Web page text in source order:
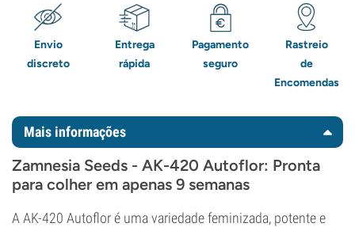
Envio
discreto
Entrega
rápida
Pagamento
seguro
Rastreio
de
Encomendas
Mais informações
Zamnesia Seeds - AK-420 Autoflor: Pronta
para colher em apenas 9 semanas
A AK-420 Autoflor é uma variedade feminizada, potente e